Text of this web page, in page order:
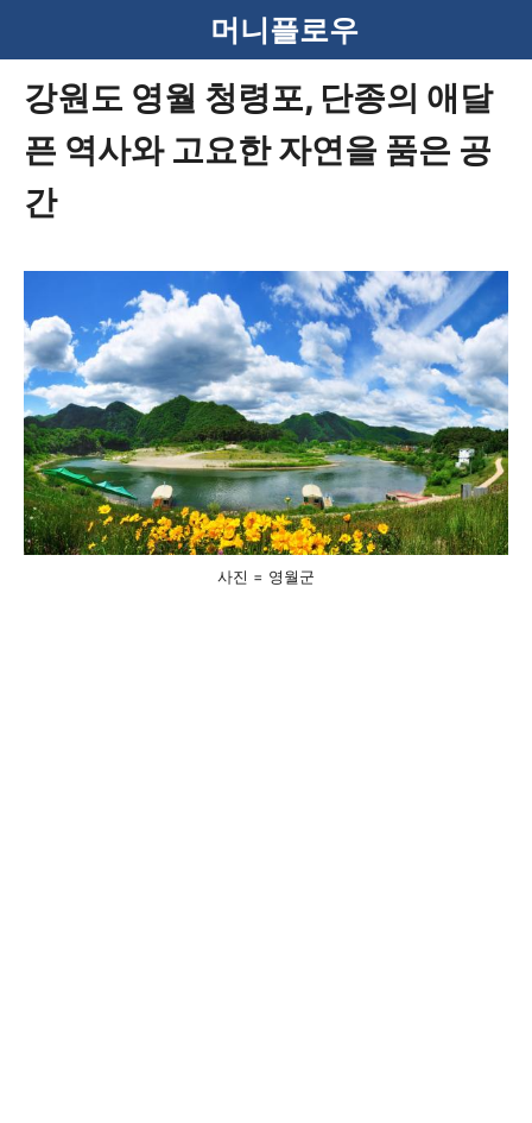
텐
머니플로우
강원도 영월 청령포, 단종의 애달
픈 역사와 고요한 자연을 품은 공
간
사진 = 영월군